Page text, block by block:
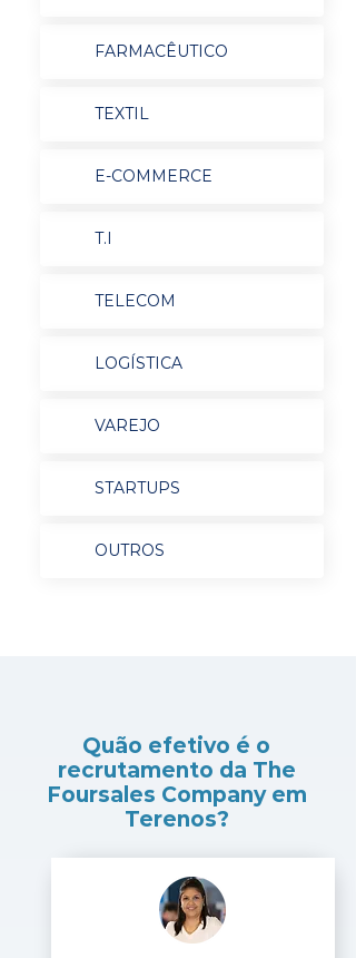
FARMACÊUTICO
TEXTIL
E-COMMERCE
T.I
TELECOM
LOGÍSTICA
VAREJO
STARTUPS
OUTROS
Quão efetivo é o
recrutamento da The
Foursales Company em
Terenos?